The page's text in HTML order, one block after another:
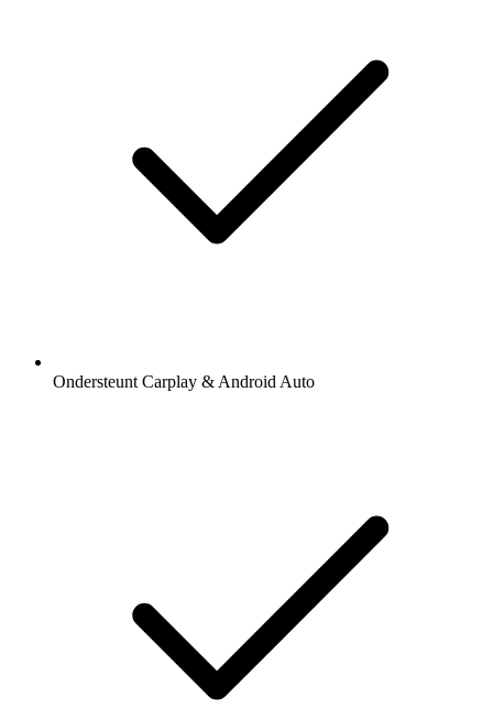
Ondersteunt Carplay & Android Auto